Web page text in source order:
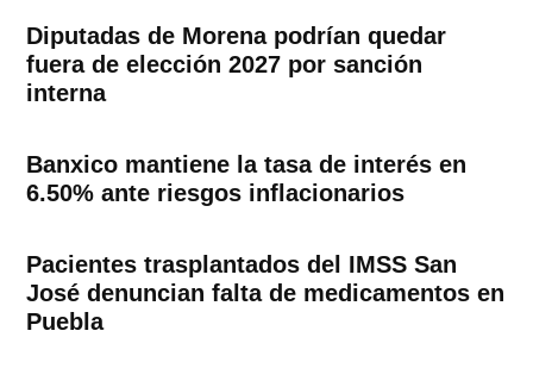
Diputadas de Morena podrían quedar
fuera de elección 2027 por sanción
interna
Banxico mantiene la tasa de interés en
6.50% ante riesgos inflacionarios
Pacientes trasplantados del IMSS San
José denuncian falta de medicamentos en
Puebla